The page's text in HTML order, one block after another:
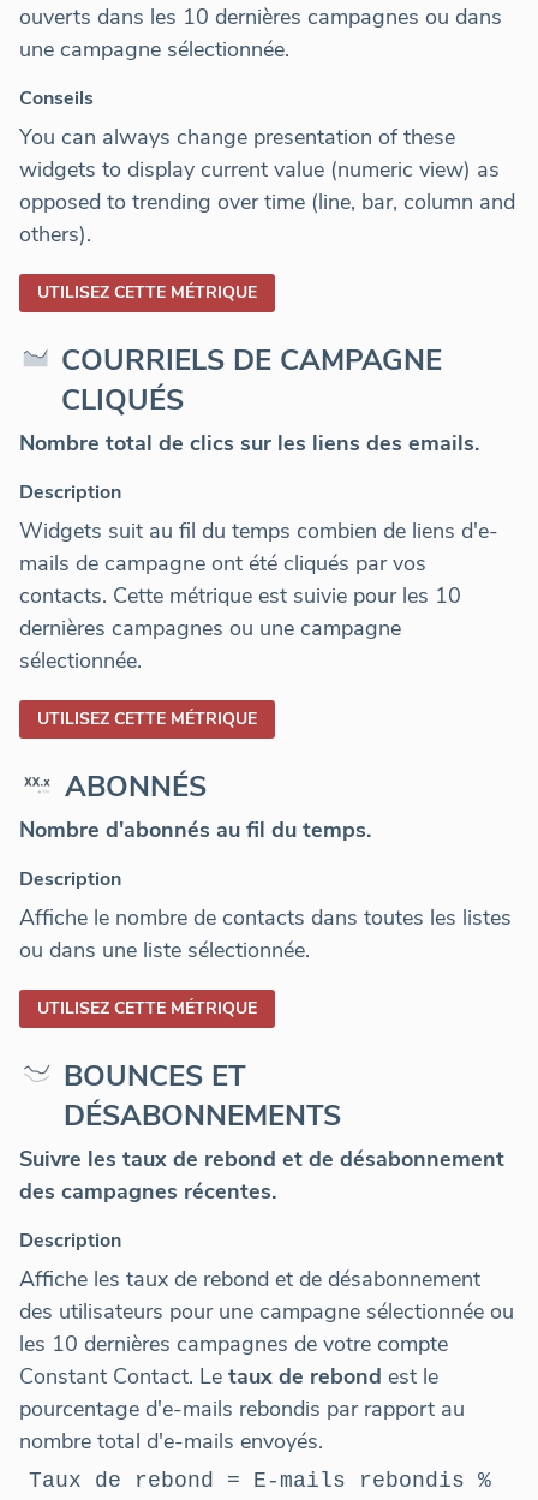
ouverts dans les 10 dernières campagnes ou dans
une campagne sélectionnée.
Conseils
You can always change presentation of these
widgets to display current value (numeric view) as
opposed to trending over time (line, bar, column and
others).
UTILISEZ CETTE MÉTRIQUE
COURRIELS DE CAMPAGNE
CLIQUÉS
Nombre total de clics sur les liens des emails.
Description
Widgets suit au fil du temps combien de liens d'e-
mails de campagne ont été cliqués par vos
contacts. Cette métrique est suivie pour les 10
dernières campagnes ou une campagne
sélectionnée.
UTILISEZ CETTE MÉTRIQUE
ABONNÉS
Nombre d'abonnés au fil du temps.
Description
Affiche le nombre de contacts dans toutes les listes
ou dans une liste sélectionnée.
UTILISEZ CETTE MÉTRIQUE
BOUNCES ET
DÉSABONNEMENTS
Suivre les taux de rebond et de désabonnement
des campagnes récentes.
Description
Affiche les taux de rebond et de désabonnement
des utilisateurs pour une campagne sélectionnée ou
les 10 dernières campagnes de votre compte
Constant Contact. Le taux de rebond est le
pourcentage d'e-mails rebondis par rapport au
nombre total d'e-mails envoyés.
Taux de rebond = E-mails rebondis %